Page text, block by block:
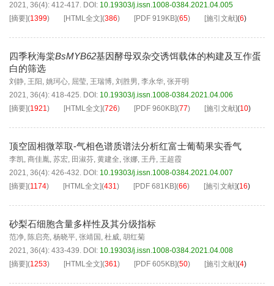
2021, 36(4): 412-417. DOI: 10.19303/j.issn.1008-0384.2021.04.005
[摘要](1399) [HTML全文](386) [PDF 919KB](65) [施引文献](6)
四季秋海棠BsMYB62基因酵母双杂交诱饵载体的构建及互作蛋
白的筛选
刘静, 王阳 , 姚珂心, 屈莹, 王瑞博, 刘胜男, 李永华, 张开明
2021, 36(4): 418-425. DOI: 10.19303/j.issn.1008-0384.2021.04.006
[摘要](1921) [HTML全文](726) [PDF 960KB](77) [施引文献](10)
顶空固相微萃取-气相色谱质谱法分析红富士葡萄果实香气
李凯, 商佳胤, 苏宏, 田淑芬, 黄建全, 张娜, 王丹, 王超霞
2021, 36(4): 426-432. DOI: 10.19303/j.issn.1008-0384.2021.04.007
[摘要](1174) [HTML全文](431) [PDF 681KB](66) [施引文献](16)
砂梨石细胞含量多样性及其分级指标
范净, 陈启亮, 杨晓平, 张靖国 , 杜威, 胡红菊
2021, 36(4): 433-439. DOI: 10.19303/j.issn.1008-0384.2021.04.008
[摘要](1253) [HTML全文](361) [PDF 605KB](50) [施引文献](4)